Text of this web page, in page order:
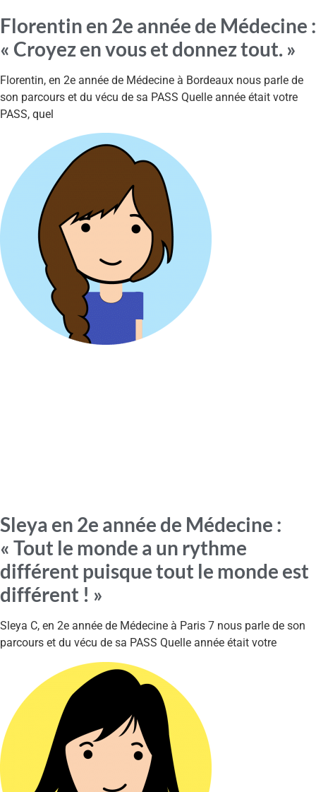
Florentin en 2e année de Médecine :
« Croyez en vous et donnez tout. »
Florentin, en 2e année de Médecine à Bordeaux nous parle de
son parcours et du vécu de sa PASS Quelle année était votre
PASS, quel
Sleya en 2e année de Médecine :
« Tout le monde a un rythme
différent puisque tout le monde est
différent ! »
Sleya C, en 2e année de Médecine à Paris 7 nous parle de son
parcours et du vécu de sa PASS Quelle année était votre